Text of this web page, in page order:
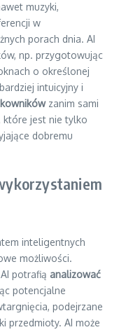
muzyki,
w
porach dnia. AI
np. przygotowując
o określonej
intuicyjny i
zanim sami
które jest nie tylko
dobremu
inteligentnych
możliwości.
potrafią analizować
potencjalne
podejrzane
przedmioty. AI może